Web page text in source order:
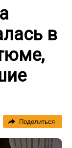
в
Поделиться